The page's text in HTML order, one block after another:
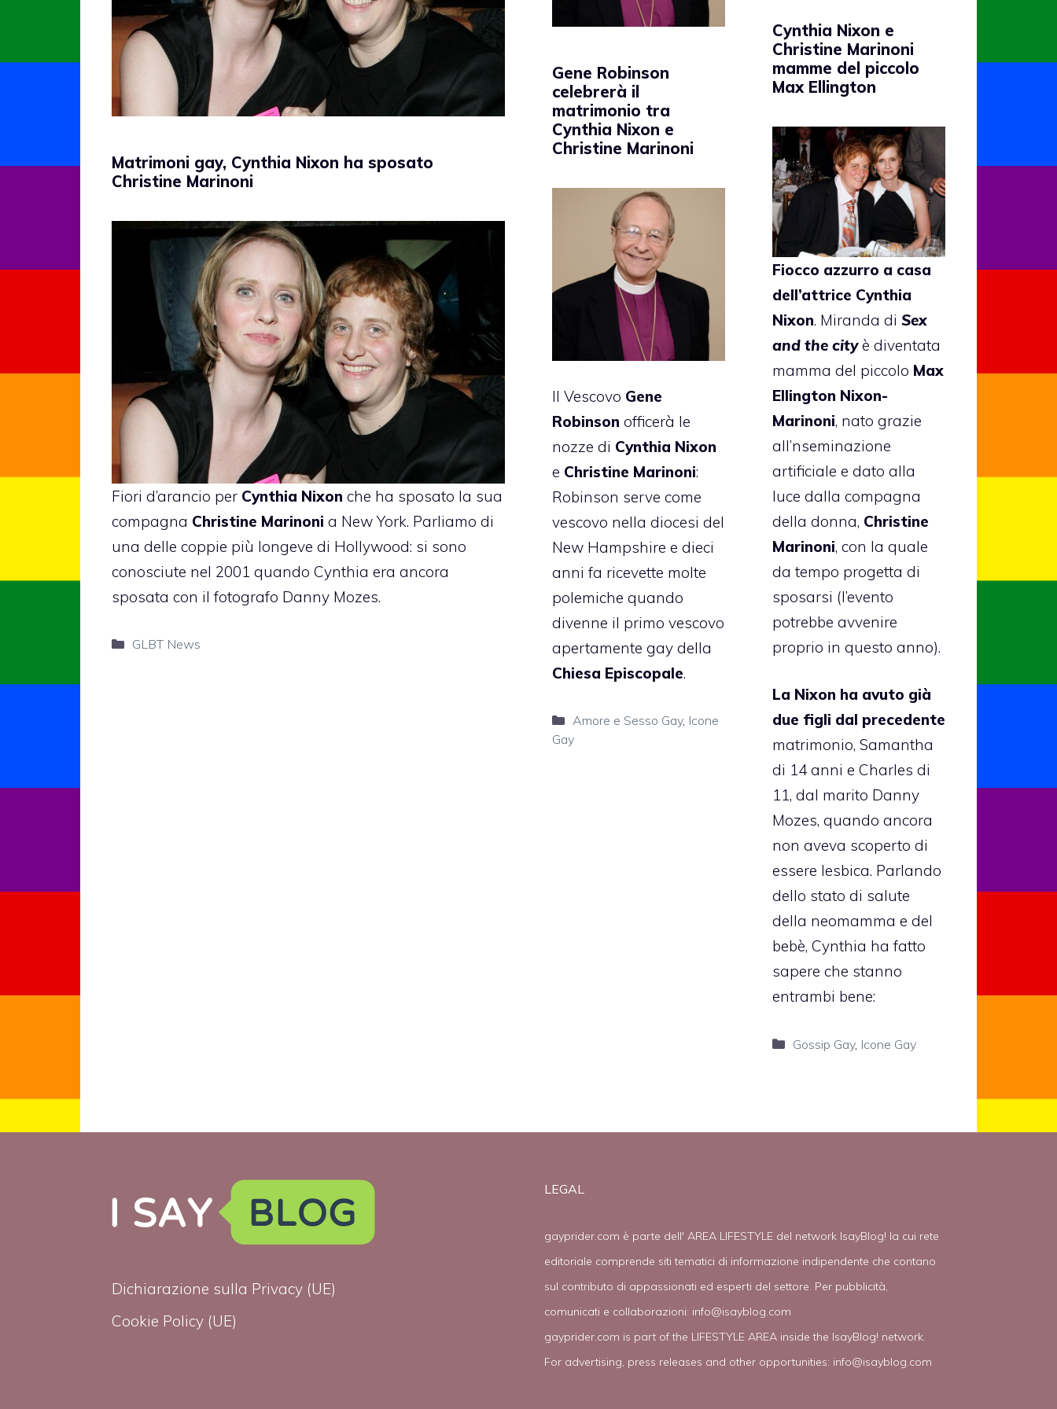
Matrimoni gay, Cynthia Nixon ha sposato
Christine Marinoni
Fiori d’arancio per Cynthia Nixon che ha sposato la sua
compagna Christine Marinoni a New York. Parliamo di
una delle coppie più longeve di Hollywood: si sono
conosciute nel 2001 quando Cynthia era ancora
sposata con il fotografo Danny Mozes.
Categorie
GLBT News
Gene Robinson
celebrerà il
matrimonio tra
Cynthia Nixon e
Christine Marinoni
Il Vescovo Gene
Robinson officerà le
nozze di Cynthia Nixon
e Christine Marinoni:
Robinson serve come
vescovo nella diocesi del
New Hampshire e dieci
anni fa ricevette molte
polemiche quando
divenne il primo vescovo
apertamente gay della
Chiesa Episcopale.
Categorie
Amore e Sesso Gay, Icone
Gay
Cynthia Nixon e
Christine Marinoni
mamme del piccolo
Max Ellington
Fiocco azzurro a casa
dell’attrice Cynthia
Nixon. Miranda di Sex
and the cityè diventata
mamma del piccolo Max
Ellington Nixon-
Marinoni, nato grazie
all’nseminazione
artificiale e dato alla
luce dalla compagna
della donna, Christine
Marinoni, con la quale
da tempo progetta di
sposarsi (l’evento
potrebbe avvenire
proprio in questo anno).
La Nixon ha avuto già
due figli dal precedente
matrimonio, Samantha
di 14 anni e Charles di
11, dal marito Danny
Mozes, quando ancora
non aveva scoperto di
essere lesbica. Parlando
dello stato di salute
della neomamma e del
bebè, Cynthia ha fatto
sapere che stanno
entrambi bene:
Categorie
Gossip Gay, Icone Gay
Dichiarazione sulla Privacy (UE)
Cookie Policy (UE)
LEGAL
gayprider.com è parte dell' AREA LIFESTYLE del network IsayBlog! la cui rete
editoriale comprende siti tematici di informazione indipendente che contano
sul contributo di appassionati ed esperti del settore. Per pubblicità,
comunicati e collaborazioni: info@isayblog.com
gayprider.com is part of the LIFESTYLE AREA inside the IsayBlog! network.
For advertising, press releases and other opportunities: info@isayblog.com